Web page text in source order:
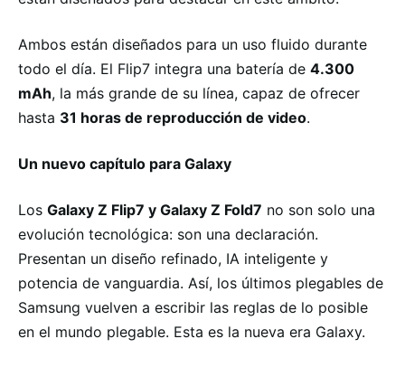
Ambos están diseñados para un uso fluido durante
todo el día. El Flip7 integra una batería de 4.300
mAh, la más grande de su línea, capaz de ofrecer
hasta 31 horas de reproducción de video.
Un nuevo capítulo para Galaxy
Los Galaxy Z Flip7 y Galaxy Z Fold7 no son solo una
evolución tecnológica: son una declaración.
Presentan un diseño refinado, IA inteligente y
potencia de vanguardia. Así, los últimos plegables de
Samsung vuelven a escribir las reglas de lo posible
en el mundo plegable. Esta es la nueva era Galaxy.